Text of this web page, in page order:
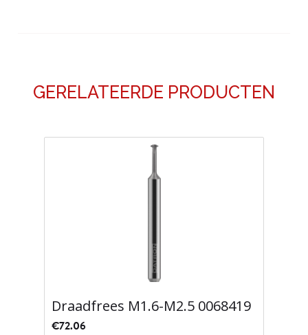
GERELATEERDE PRODUCTEN
Draadfrees M1.6-M2.5 0068419
€72.06